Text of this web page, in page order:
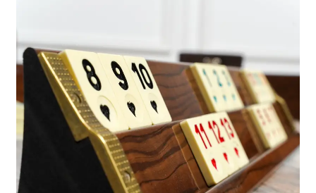
العربية
Expand
child